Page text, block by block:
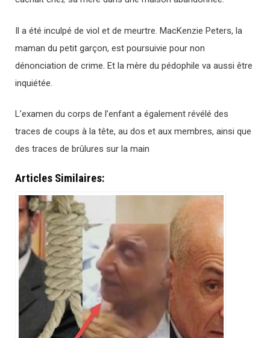
Il a été inculpé de viol et de meurtre. MacKenzie Peters, la
maman du petit garçon, est poursuivie pour non
dénonciation de crime. Et la mère du pédophile va aussi être
inquiétée.
L’examen du corps de l’enfant a également révélé des
traces de coups à la tête, au dos et aux membres, ainsi que
des traces de brûlures sur la main
Articles Similaires: